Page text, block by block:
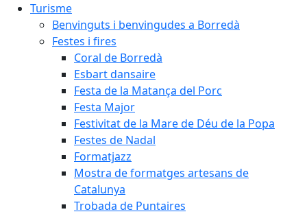
Turisme
Benvinguts i benvingudes a Borredà
Festes i fires
Coral de Borredà
Esbart dansaire
Festa de la Matança del Porc
Festa Major
Festivitat de la Mare de Déu de la Popa
Festes de Nadal
Formatjazz
Mostra de formatges artesans de
Catalunya
Trobada de Puntaires